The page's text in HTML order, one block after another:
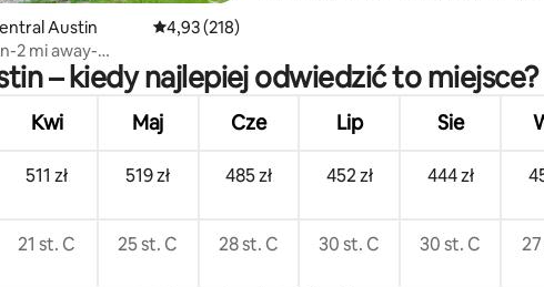
Austin Średnia ocena: 4,93 na 5, liczba recenzji: 218
4,93 (218)
2 mi away-
1 min away
– kiedy najlepiej odwiedzić to miejsce?
Kwi Maj Cze Lip Sie
511 zł 519 zł 485 zł 452 zł 444 zł
21 st. C 25 st. C 28 st. C 30 st. C 30 st. C